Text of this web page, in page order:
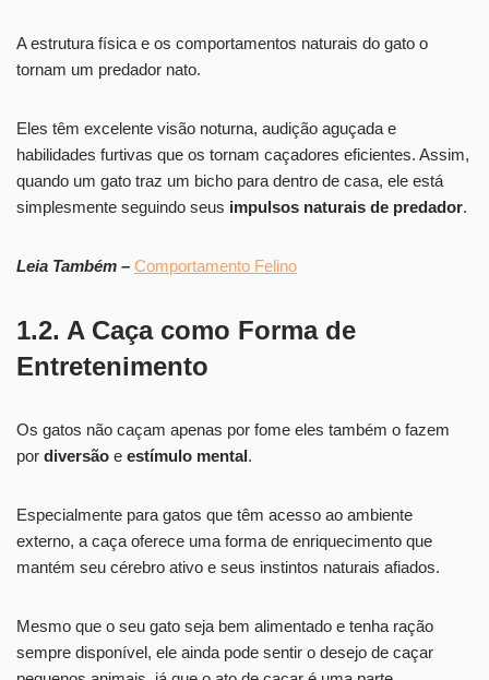
A estrutura física e os comportamentos naturais do gato o
tornam um predador nato.
Eles têm excelente visão noturna, audição aguçada e
habilidades furtivas que os tornam caçadores eficientes. Assim,
quando um gato traz um bicho para dentro de casa, ele está
simplesmente seguindo seus impulsos naturais de predador.
Leia Também – Comportamento Felino
1.2. A Caça como Forma de
Entretenimento
Os gatos não caçam apenas por fome eles também o fazem
por diversão e estímulo mental.
Especialmente para gatos que têm acesso ao ambiente
externo, a caça oferece uma forma de enriquecimento que
mantém seu cérebro ativo e seus instintos naturais afiados.
Mesmo que o seu gato seja bem alimentado e tenha ração
sempre disponível, ele ainda pode sentir o desejo de caçar